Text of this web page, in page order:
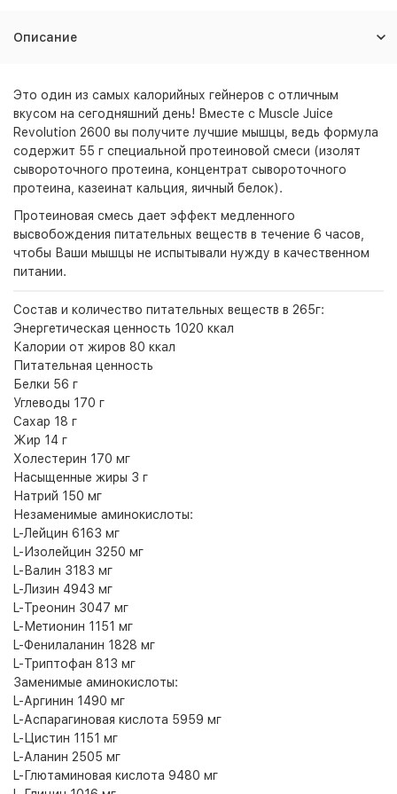
Описание
Это один из самых калорийных гейнеров с отличным
вкусом на сегодняшний день! Вместе с Muscle Juice
Revolution 2600 вы получите лучшие мышцы, ведь формула
содержит 55 г специальной протеиновой смеси (изолят
сывороточного протеина, концентрат сывороточного
протеина, казеинат кальция, яичный белок).
Протеиновая смесь дает эффект медленного
высвобождения питательных веществ в течение 6 часов,
чтобы Ваши мышцы не испытывали нужду в качественном
питании.
Состав и количество питательных веществ в 265г:
Энергетическая ценность 1020 ккал
Калории от жиров 80 ккал
Питательная ценность
Белки 56 г
Углеводы 170 г
Сахар 18 г
Жир 14 г
Холестерин 170 мг
Насыщенные жиры 3 г
Натрий 150 мг
Незаменимые аминокислоты:
L-Лейцин 6163 мг
L-Изолейцин 3250 мг
L-Валин 3183 мг
L-Лизин 4943 мг
L-Треонин 3047 мг
L-Метионин 1151 мг
L-Фенилаланин 1828 мг
L-Триптофан 813 мг
Заменимые аминокислоты:
L-Аргинин 1490 мг
L-Аспарагиновая кислота 5959 мг
L-Цистин 1151 мг
L-Аланин 2505 мг
L-Глютаминовая кислота 9480 мг